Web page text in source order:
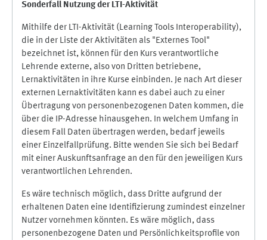
Sonderfall Nutzung der LTI-Aktivität
Mithilfe der LTI-Aktivität (Learning Tools Interoperability),
die in der Liste der Aktivitäten als "Externes Tool"
bezeichnet ist, können für den Kurs verantwortliche
Lehrende externe, also von Dritten betriebene,
Lernaktivitäten in ihre Kurse einbinden. Je nach Art dieser
externen Lernaktivitäten kann es dabei auch zu einer
Übertragung von personenbezogenen Daten kommen, die
über die IP-Adresse hinausgehen. In welchem Umfang in
diesem Fall Daten übertragen werden, bedarf jeweils
einer Einzelfallprüfung. Bitte wenden Sie sich bei Bedarf
mit einer Auskunftsanfrage an den für den jeweiligen Kurs
verantwortlichen Lehrenden.
Es wäre technisch möglich, dass Dritte aufgrund der
erhaltenen Daten eine Identifizierung zumindest einzelner
Nutzer vornehmen könnten. Es wäre möglich, dass
personenbezogene Daten und Persönlichkeitsprofile von